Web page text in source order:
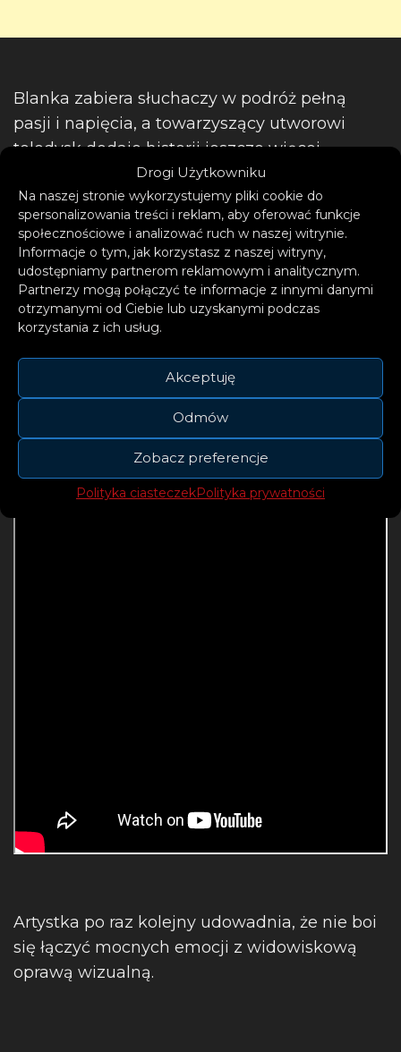
Drogi Użytkowniku
Na naszej stronie wykorzystujemy pliki cookie do
spersonalizowania treści i reklam, aby oferować funkcje
społecznościowe i analizować ruch w naszej witrynie.
Informacje o tym, jak korzystasz z naszej witryny,
udostępniamy partnerom reklamowym i analitycznym.
Partnerzy mogą połączyć te informacje z innymi danymi
otrzymanymi od Ciebie lub uzyskanymi podczas
korzystania z ich usług.
Akceptuję
Odmów
Zobacz preferencje
Polityka ciasteczekPolityka prywatności
Blanka zabiera słuchaczy w podróż pełną
pasji i napięcia, a towarzyszący utworowi
teledysk dodaje historii jeszcze więcej
dramaturgii. Nakręcony na planie serialu
„Skazana”, klip przedstawia artystkę w roli
więźniarki, która podejmuje desperacką
ucieczkę. Finał tej historii kryje jednak
największą niespodziankę – intrygującego
gościa, który podgrzewa atmosferę i wzbudza
falę spekulacji.
Artystka po raz kolejny udowadnia, że nie boi
się łączyć mocnych emocji z widowiskową
oprawą wizualną.